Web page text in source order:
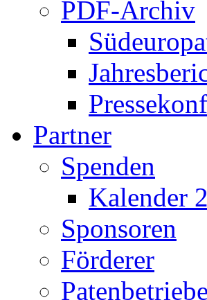
PDF-Archiv
Partner
Spenden
Kalender
Sponsoren
Förderer
Patenbetriebe